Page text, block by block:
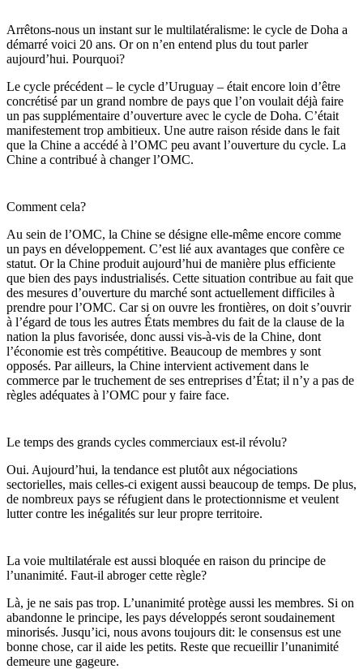
Arrêtons-nous un instant sur le multilatéralisme: le cycle de Doha a
démarré voici 20 ans. Or on n’en entend plus du tout parler
aujourd’hui. Pourquoi?
Le cycle précédent – le cycle d’Uruguay – était encore loin d’être
concrétisé par un grand nombre de pays que l’on voulait déjà faire
un pas supplémentaire d’ouverture avec le cycle de Doha. C’était
manifestement trop ambitieux. Une autre raison réside dans le fait
que la Chine a accédé à l’OMC peu avant l’ouverture du cycle. La
Chine a contribué à changer l’OMC.
Comment cela?
Au sein de l’OMC, la Chine se désigne elle-même encore comme
un pays en développement. C’est lié aux avantages que confère ce
statut. Or la Chine produit aujourd’hui de manière plus efficiente
que bien des pays industrialisés. Cette situation contribue au fait que
des mesures d’ouverture du marché sont actuellement difficiles à
prendre pour l’OMC. Car si on ouvre les frontières, on doit s’ouvrir
à l’égard de tous les autres États membres du fait de la clause de la
nation la plus favorisée, donc aussi vis-à-vis de la Chine, dont
l’économie est très compétitive. Beaucoup de membres y sont
opposés. Par ailleurs, la Chine intervient activement dans le
commerce par le truchement de ses entreprises d’État; il n’y a pas de
règles adéquates à l’OMC pour y faire face.
Le temps des grands cycles commerciaux est-il révolu?
Oui. Aujourd’hui, la tendance est plutôt aux négociations
sectorielles, mais celles-ci exigent aussi beaucoup de temps. De plus,
de nombreux pays se réfugient dans le protectionnisme et veulent
lutter contre les inégalités sur leur propre territoire.
La voie multilatérale est aussi bloquée en raison du principe de
l’unanimité. Faut-il abroger cette règle?
Là, je ne sais pas trop. L’unanimité protège aussi les membres. Si on
abandonne le principe, les pays développés seront soudainement
minorisés. Jusqu’ici, nous avons toujours dit: le consensus est une
bonne chose, car il aide les petits. Reste que recueillir l’unanimité
demeure une gageure.